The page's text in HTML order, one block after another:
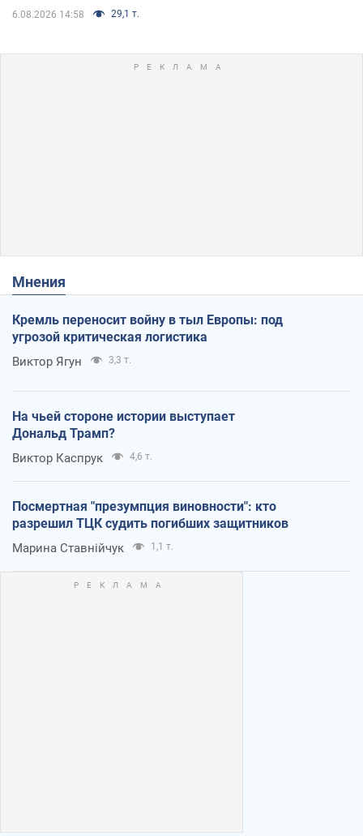
6.08.2026 14:58 29,1 т.
Мнения
Кремль переносит войну в тыл Европы: под
угрозой критическая логистика
Виктор Ягун 3,3 т.
На чьей стороне истории выступает
Дональд Трамп?
Виктор Каспрук 4,6 т.
Посмертная "презумпция виновности": кто
разрешил ТЦК судить погибших защитников
Марина Ставнійчук 1,1 т.